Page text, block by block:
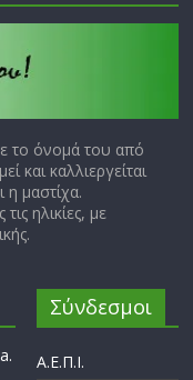
το όνομά του από
και καλλιεργείται
η μαστίχα.
ηλικίες, με
Σύνδεσμοι
Α.Ε.Π.Ι.